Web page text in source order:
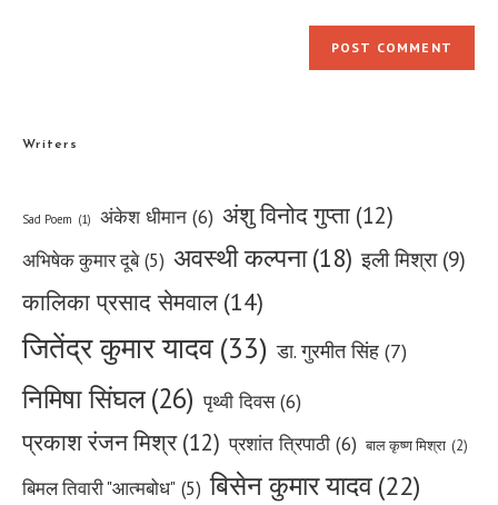
Writers
Sad Poem (1) अंकेश धीमान (6) अंशु विनोद गुप्ता (12)
अभिषेक कुमार दूबे (5) अवस्थी कल्पना (18) इली मिश्रा (9)
कालिका प्रसाद सेमवाल (14)
जितेंद्र कुमार यादव (33) डा. गुरमीत सिंह (7)
निमिषा सिंघल(26) पृथ्वी दिवस (6)
प्रकाश रंजन मिश्र (12) प्रशांत त्रिपाठी (6) बाल कृष्ण मिश्रा (2)
बिमल तिवारी "आत्मबोध" (5) बिसेन कुमार यादव(22)